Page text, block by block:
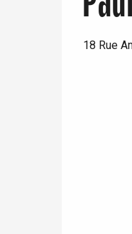
18 Rue